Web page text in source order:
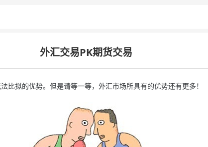
外汇交易PK期货交易
拟的优势。但是请等一等，外汇市场所具有的优势还有更多！